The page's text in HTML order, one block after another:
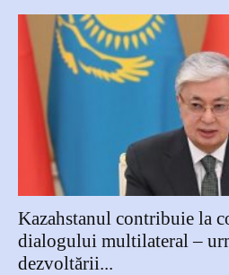
Kazahstanul contribuie la
dialogului multilateral –
dezvoltării...